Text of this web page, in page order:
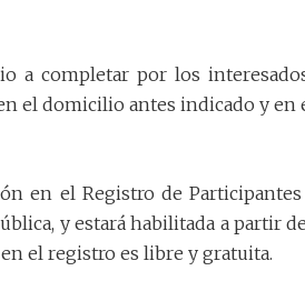
a completar por los
el domicilio antes indicado y
en el Registro de
y estará habilitada a partir
el registro es libre y gratuita.